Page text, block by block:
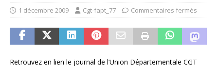
1 décembre 2009 Cgt-fapt_77 Commentaires fermés
Retrouvez en lien le journal de l’Union Départementale CGT